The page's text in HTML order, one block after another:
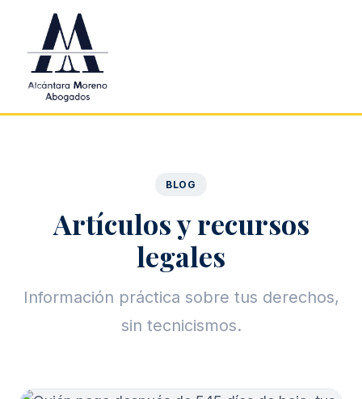
Saltar al contenido principal
BLOG
Artículos y recursos
legales
Información práctica sobre tus derechos,
sin tecnicismos.